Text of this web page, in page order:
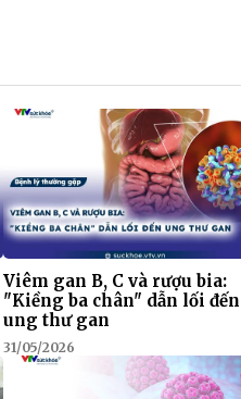
Viêm gan B, C và rượu bia:
"Kiềng ba chân" dẫn lối đến
ung thư gan
31/05/2026